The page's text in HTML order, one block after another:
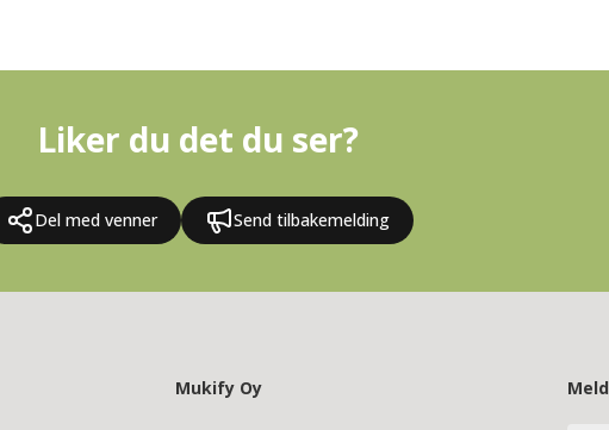
Liker du det du ser?
Del med venner Send tilbakemelding
Mukify Oy